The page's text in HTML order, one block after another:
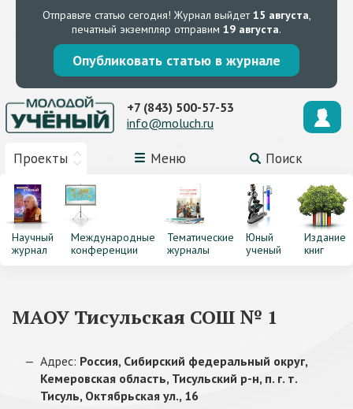
Отправьте статью сегодня! Журнал выйдет15 августа,
печатный экземпляр отправим 19 августа.
Опубликовать статью в журнале
Проекты Меню Поиск
+7 (843) 500-57-53
info@moluch.ru
Научный
журнал
Международные
конференции
Тематические
журналы
Юный
ученый
Издание
книг
МАОУ Тисульская СОШ № 1
Адрес: Россия, Сибирский федеральный округ,
Кемеровская область, Тисульский р-н, п. г. т.
Тисуль, Октябрьская ул., 16